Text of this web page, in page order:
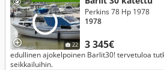
22 3 345€
Perkins 78 Hp 1978
1978
edullinen ajokelpoinen Barlit30! tervetuloa
seikkailuihin.